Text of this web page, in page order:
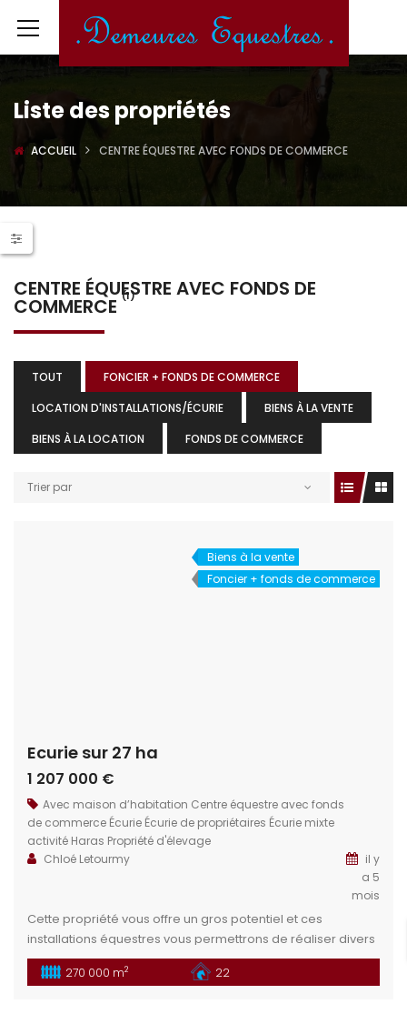
Liste des propriétés
ACCUEIL CENTRE ÉQUESTRE AVEC FONDS DE COMMERCE
CENTRE ÉQUESTRE AVEC FONDS DE
COMMERCE (1)
TOUT
FONCIER + FONDS DE COMMERCE
LOCATION D'INSTALLATIONS/ÉCURIE
BIENS À LA VENTE
BIENS À LA LOCATION
FONDS DE COMMERCE
Trier par
Biens à la vente
Foncier + fonds de commerce
Ecurie sur 27 ha
1 207 000 €
Avec maison d’habitation Centre équestre avec fonds
de commerce Écurie Écurie de propriétaires Écurie mixte
activité Haras Propriété d'élevage
Chloé Letourmy
il y
a 5
mois
Cette propriété vous offre un gros potentiel et ces
installations équestres vous permettrons de réaliser divers
projets : Club, écurie de propriétaire, pole concours …
Situation géographique : Idéalement situé dans le
270 000 m2 22